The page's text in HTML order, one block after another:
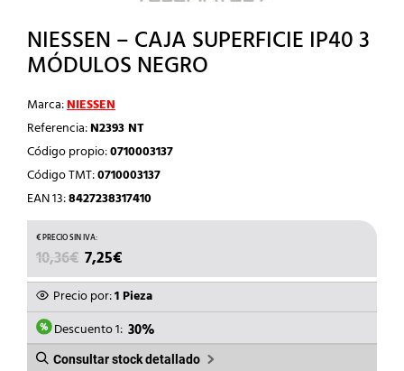
NIESSEN – CAJA SUPERFICIE IP40 3
MÓDULOS NEGRO
Marca:NIESSEN
Referencia:N2393 NT
Código propio:0710003137
Código TMT:0710003137
EAN 13:8427238317410
10,36€ EL
PRECIO
ORIGINAL
ERA:
10,36€.
7,25€
PRECIO
ACTUAL
ES:
7,25€.
Precio por:1 Pieza
Descuento 1: 30%
Consultar stock detallado